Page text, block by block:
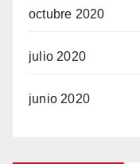
octubre 2020
julio 2020
junio 2020